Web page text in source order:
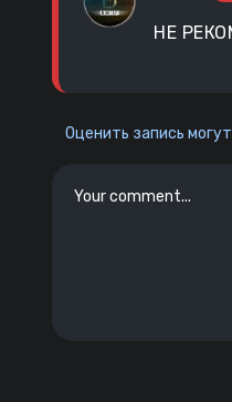
НЕ
Оценить запись